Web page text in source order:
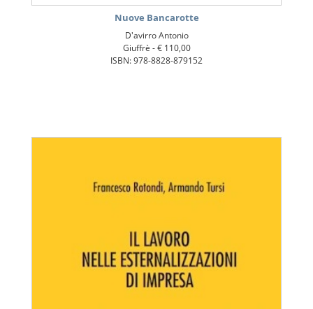
Nuove Bancarotte
D'avirro Antonio
Giuffrè -€ 110,00
ISBN: 978-8828-879152